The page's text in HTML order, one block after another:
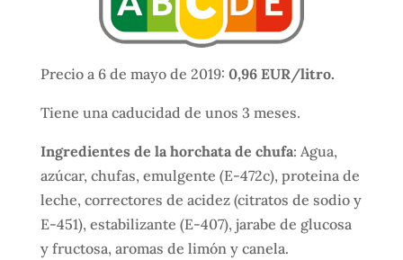
Precio a 6 de mayo de 2019: 0,96 EUR/litro.
Tiene una caducidad de unos 3 meses.
Ingredientes de la horchata de chufa: Agua,
azúcar, chufas, emulgente (E-472c), proteina de
leche, correctores de acidez (citratos de sodio y
E-451), estabilizante (E-407), jarabe de glucosa
y fructosa, aromas de limón y canela.